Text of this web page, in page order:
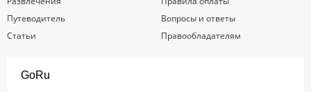
Путеводитель
Статьи
Вопросы и ответы
Правообладателям
GoRu